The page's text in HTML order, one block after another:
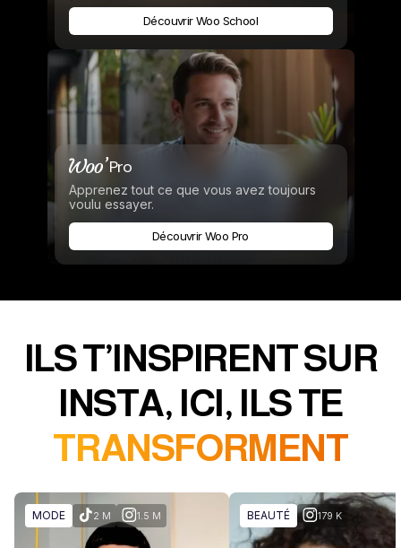
Découvrir Woo School
Pro
Apprenez tout ce que vous avez toujours
voulu essayer.
Découvrir Woo Pro
ILS T’INSPIRENT SUR
INSTA, ICI, ILS TE
TRANSFORMENT
MODE 2 M 1.5 M BEAUTÉ 179 K